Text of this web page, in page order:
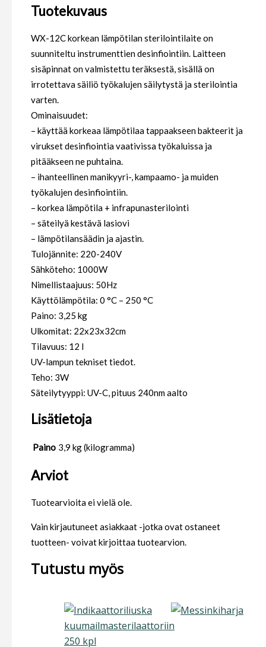
Tuotekuvaus
WX-12C korkean lämpötilan sterilointilaite on
suunniteltu instrumenttien desinfiointiin. Laitteen
sisäpinnat on valmistettu teräksestä, sisällä on
irrotettava säiliö työkalujen säilytystä ja sterilointia
varten.
Ominaisuudet:
– käyttää korkeaa lämpötilaa tappaakseen bakteerit ja
virukset desinfiointia vaativissa työkaluissa ja
pitääkseen ne puhtaina.
– ihanteellinen manikyyri-, kampaamo- ja muiden
työkalujen desinfiointiin.
– korkea lämpötila + infrapunasterilointi
– säteilyä kestävä lasiovi
– lämpötilansäädin ja ajastin.
Tulojännite: 220-240V
Sähköteho: 1000W
Nimellistaajuus: 50Hz
Käyttölämpötila: 0 °C – 250 °C
Paino: 3,25 kg
Ulkomitat: 22x23x32cm
Tilavuus: 12 l
UV-lampun tekniset tiedot.
Teho: 3W
Säteilytyyppi: UV-C, pituus 240nm aalto
Lisätietoja
Paino 3,9 kg (kilogramma)
Arviot
Tuotearvioita ei vielä ole.
Vain kirjautuneet asiakkaat -jotka ovat ostaneet
tuotteen- voivat kirjoittaa tuotearvion.
Tutustu myös